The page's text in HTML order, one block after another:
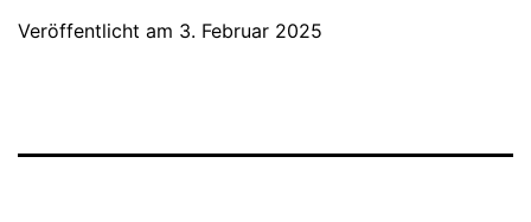
Veröffentlicht am 3. Februar 2025